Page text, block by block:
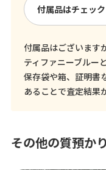
付属品はチェック
付属品はございます
ティファニーブルー
保存袋や箱、証明書
あることで査定結果
その他の質預か